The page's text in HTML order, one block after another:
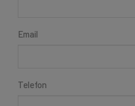
Email
Telefon